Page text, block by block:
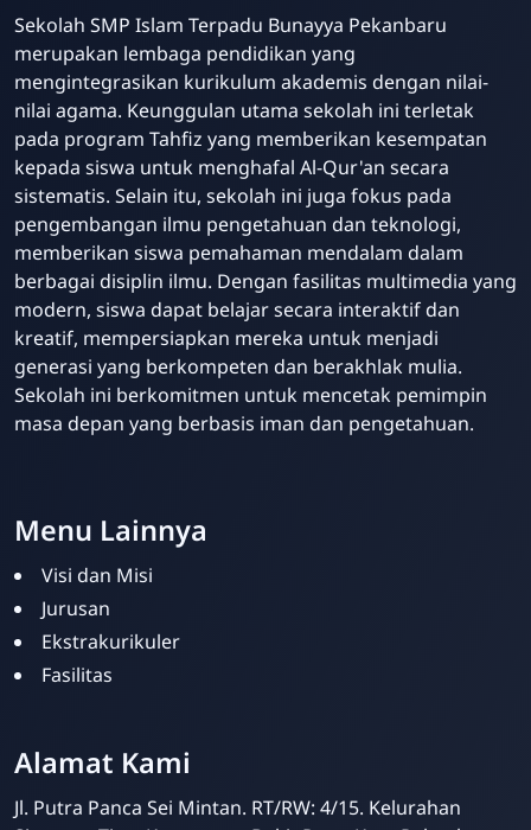
Sekolah SMP Islam Terpadu Bunayya Pekanbaru
merupakan lembaga pendidikan yang
mengintegrasikan kurikulum akademis dengan nilai-
nilai agama. Keunggulan utama sekolah ini terletak
pada program Tahfiz yang memberikan kesempatan
kepada siswa untuk menghafal Al-Qur'an secara
sistematis. Selain itu, sekolah ini juga fokus pada
pengembangan ilmu pengetahuan dan teknologi,
memberikan siswa pemahaman mendalam dalam
berbagai disiplin ilmu. Dengan fasilitas multimedia yang
modern, siswa dapat belajar secara interaktif dan
kreatif, mempersiapkan mereka untuk menjadi
generasi yang berkompeten dan berakhlak mulia.
Sekolah ini berkomitmen untuk mencetak pemimpin
masa depan yang berbasis iman dan pengetahuan.
Menu Lainnya
Visi dan Misi
Jurusan
Ekstrakurikuler
Fasilitas
Alamat Kami
Jl. Putra Panca Sei Mintan. RT/RW: 4/15. Kelurahan